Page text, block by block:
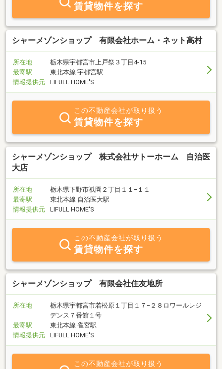
賃貸物件を探す
シャーメゾンショップ 有限会社ホーム・ネット高村
所在地
栃木県宇都宮市上戸祭３丁目4-15
最寄駅
東北本線 宇都宮駅
情報提供元
LIFULL HOME'S
この不動産会社が取り扱う
賃貸物件を探す
シャーメゾンショップ 株式会社サトーホーム 自治医
大店
所在地
栃木県下野市祇園２丁目１１−１１
最寄駅
東北本線 自治医大駅
情報提供元
LIFULL HOME'S
この不動産会社が取り扱う
賃貸物件を探す
シャーメゾンショップ 有限会社住友地所
所在地
栃木県宇都宮市若松原１丁目１７−２８ロワールレジ
デンス７番館１号
最寄駅
東北本線 雀宮駅
情報提供元
LIFULL HOME'S
この不動産会社が取り扱う